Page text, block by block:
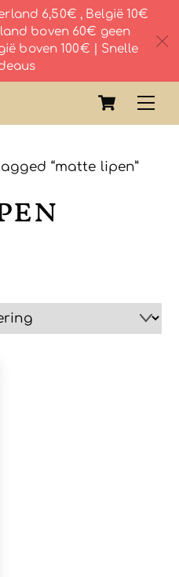
6,50€ , België 10€
boven 60€ geen
boven 100€ | Snelle
c
Cart
“matte lipen”